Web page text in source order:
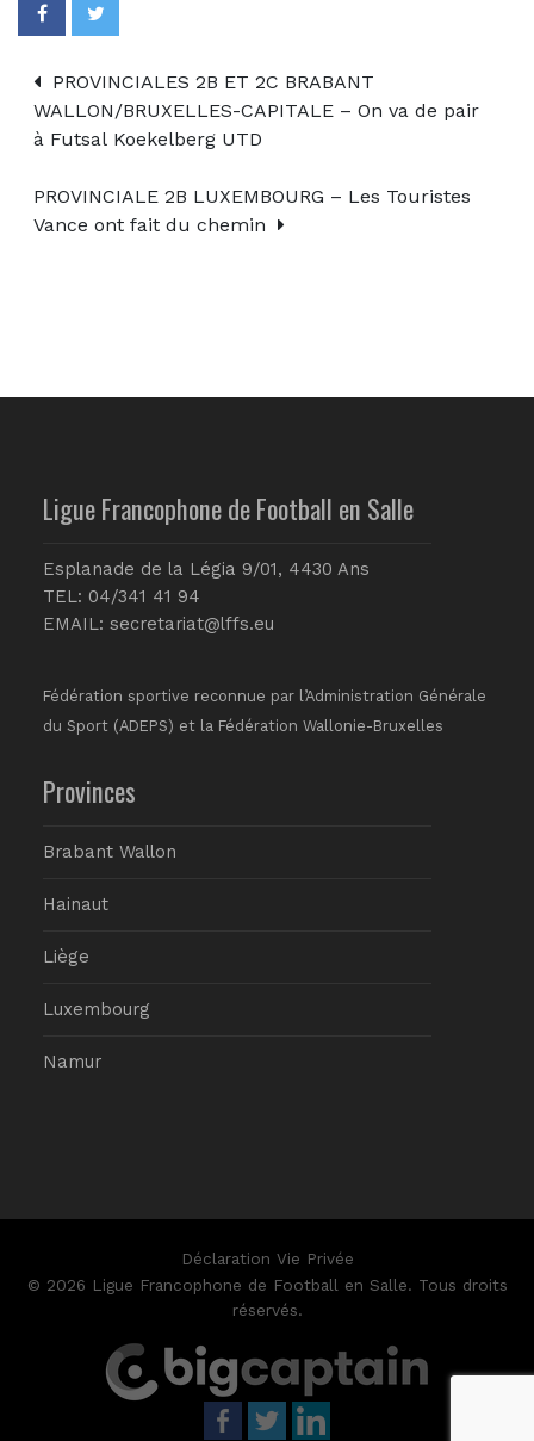
PROVINCIALES 2B ET 2C BRABANT
WALLON/BRUXELLES-CAPITALE – On va de pair
à Futsal Koekelberg UTD
PROVINCIALE 2B LUXEMBOURG – Les Touristes
Vance ont fait du chemin
Ligue Francophone de Football en Salle
Esplanade de la Légia 9/01, 4430 Ans
TEL: 04/341 41 94
EMAIL: secretariat@lffs.eu
Fédération sportive reconnue par l’Administration Générale
du Sport (ADEPS) et la Fédération Wallonie-Bruxelles
Provinces
Brabant Wallon
Hainaut
Liège
Luxembourg
Namur
Déclaration Vie Privée
© 2026 Ligue Francophone de Football en Salle. Tous droits
réservés.